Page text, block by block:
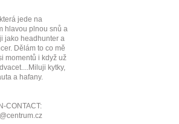
jede na
hlavou plnou snů a
jako headhunter a
Dělám to co mě
momentů i když už
kytky,
a hafany.
CONTACT: